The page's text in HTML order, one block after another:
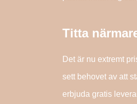
Titta
Det är nu extremt
sett behovet av att
erbjuda gratis